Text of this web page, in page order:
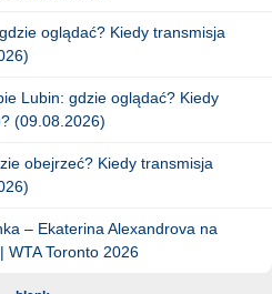
oglądać? Kiedy transmisja
Lubin: gdzie oglądać? Kiedy
(09.08.2026)
obejrzeć? Kiedy transmisja
– Ekaterina Alexandrova na
WTA Toronto 2026